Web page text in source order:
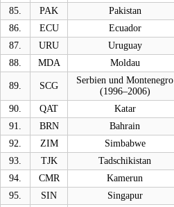
85.
PAK Pakistan
86.
ECU Ecuador
87.
URU Uruguay
88.
MDA Moldau
89. SCG
Serbien und Montenegro
(1996–2006)
90. QAT Katar
91.
BRN Bahrain
92.
ZIM Simbabwe
93.
TJK Tadschikistan
94.
CMR Kamerun
95.
SIN Singapur